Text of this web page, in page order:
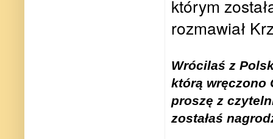
którym
rozmawiał
Wrócilaś z
którą wręczono
proszę z
zostałaś